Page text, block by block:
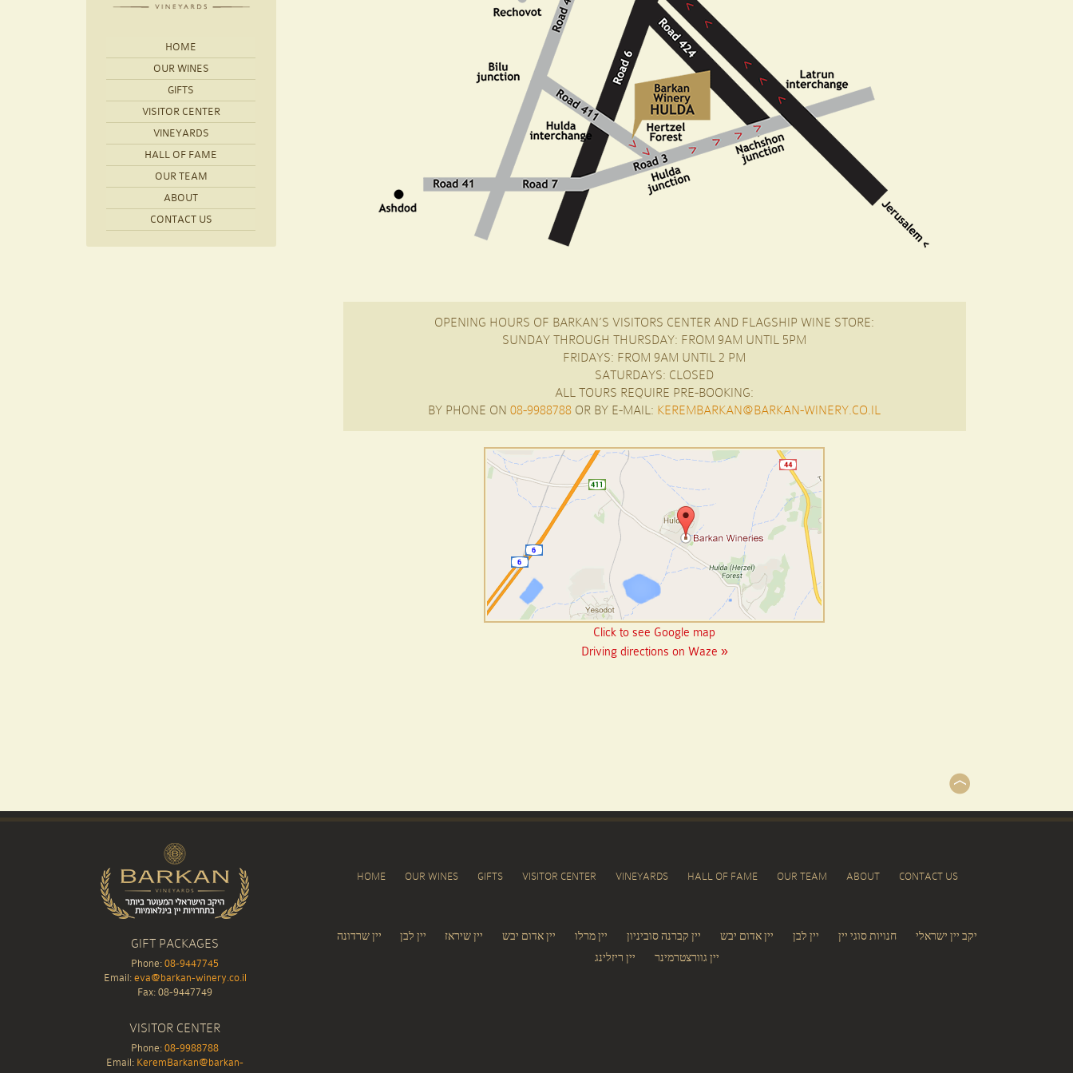
HOME
OUR WINES
GIFTS
VISITOR CENTER
VINEYARDS
HALL OF FAME
OUR TEAM
ABOUT
CONTACT US
OPENING HOURS OF BARKAN’S VISITORS CENTER AND FLAGSHIP WINE STORE:
SUNDAY THROUGH THURSDAY: FROM 9AM UNTIL 5PM
FRIDAYS: FROM 9AM UNTIL 2 PM
SATURDAYS: CLOSED
ALL TOURS REQUIRE PRE-BOOKING:
BY PHONE ON08-9988788 OR BY E-MAIL: KEREMBARKAN@BARKAN-WINERY.CO.IL
Click to see Google map
Driving directions on Waze »
HOME OUR WINES GIFTS VISITOR CENTER VINEYARDS HALL OF FAME OUR TEAM ABOUT CONTACT US
יקב יין ישראלי חנויות סוגי יין יין לבן יין אדום יבש יין קברנה סוביניון יין מרלו יין אדום יבש יין שיראז יין לבן
יין שרדונה
יין גוורצטרמינר
יין ריזלינג
GIFT PACKAGES
Phone:08-9447745
Email: eva@barkan-winery.co.il
Fax: 08-9447749
VISITOR CENTER
Phone:08-9988788
Email: KeremBarkan@barkan-